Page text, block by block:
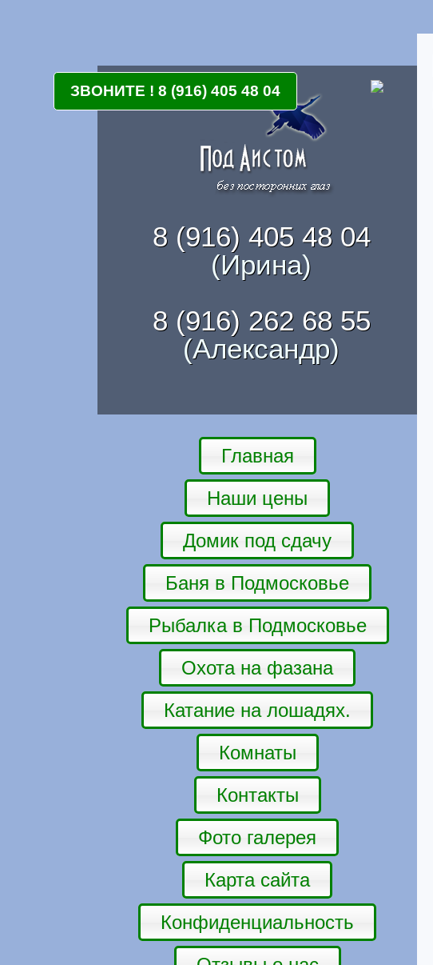
8 (916) 405 48 04
(Ирина)
8 (916) 262 68 55
(Александр)
Главная
Наши цены
Домик под сдачу
Баня в Подмосковье
Рыбалка в Подмосковье
Охота на фазана
Катание на лошадях.
Комнаты
Контакты
Фото галерея
Карта сайта
Конфиденциальность
ЗВОНИТЕ ! 8 (916) 405 48 04